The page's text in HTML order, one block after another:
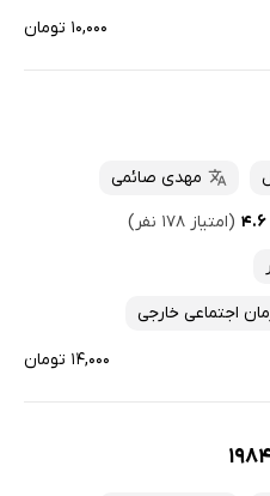
۱۰,۰۰۰ تومان
مهدی صائمی
۴.۶ (امتیاز ۱۷۸ نفر)
اجتماعی خارجی
۱۴,۰۰۰ تومان